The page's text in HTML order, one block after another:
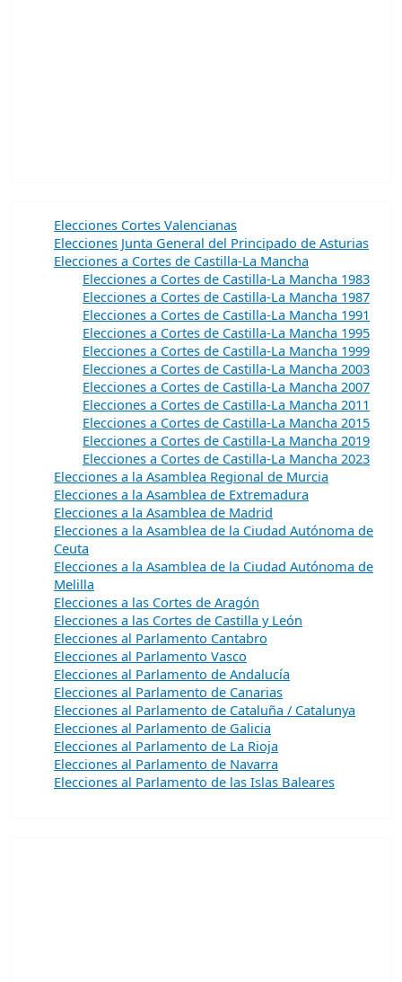
Elecciones Cortes Valencianas
Elecciones Junta General del Principado de Asturias
Elecciones a Cortes de Castilla-La Mancha
Elecciones a Cortes de Castilla-La Mancha 1983
Elecciones a Cortes de Castilla-La Mancha 1987
Elecciones a Cortes de Castilla-La Mancha 1991
Elecciones a Cortes de Castilla-La Mancha 1995
Elecciones a Cortes de Castilla-La Mancha 1999
Elecciones a Cortes de Castilla-La Mancha 2003
Elecciones a Cortes de Castilla-La Mancha 2007
Elecciones a Cortes de Castilla-La Mancha 2011
Elecciones a Cortes de Castilla-La Mancha 2015
Elecciones a Cortes de Castilla-La Mancha 2019
Elecciones a Cortes de Castilla-La Mancha 2023
Elecciones a la Asamblea Regional de Murcia
Elecciones a la Asamblea de Extremadura
Elecciones a la Asamblea de Madrid
Elecciones a la Asamblea de la Ciudad Autónoma de
Ceuta
Elecciones a la Asamblea de la Ciudad Autónoma de
Melilla
Elecciones a las Cortes de Aragón
Elecciones a las Cortes de Castilla y León
Elecciones al Parlamento Cantabro
Elecciones al Parlamento Vasco
Elecciones al Parlamento de Andalucía
Elecciones al Parlamento de Canarias
Elecciones al Parlamento de Cataluña / Catalunya
Elecciones al Parlamento de Galicia
Elecciones al Parlamento de La Rioja
Elecciones al Parlamento de Navarra
Elecciones al Parlamento de las Islas Baleares